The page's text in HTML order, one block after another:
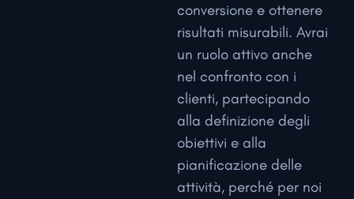
conversione e ottenere
risultati misurabili. Avrai
un ruolo attivo anche
nel confronto con i
clienti, partecipando
alla definizione degli
obiettivi e alla
pianificazione delle
attività, perché per noi